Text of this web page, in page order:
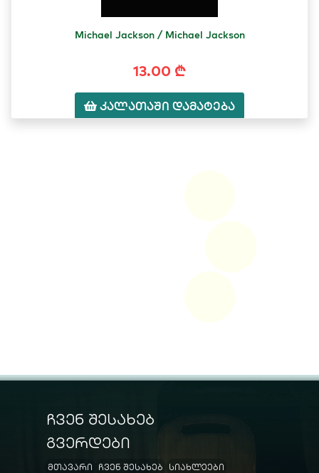
Michael Jackson / Michael Jackson
13.00 ₾
კალათაში დამატება
ჩვენ შესახებ
გვერდები
მთავარი ჩვენ შესახებ სიახლეები